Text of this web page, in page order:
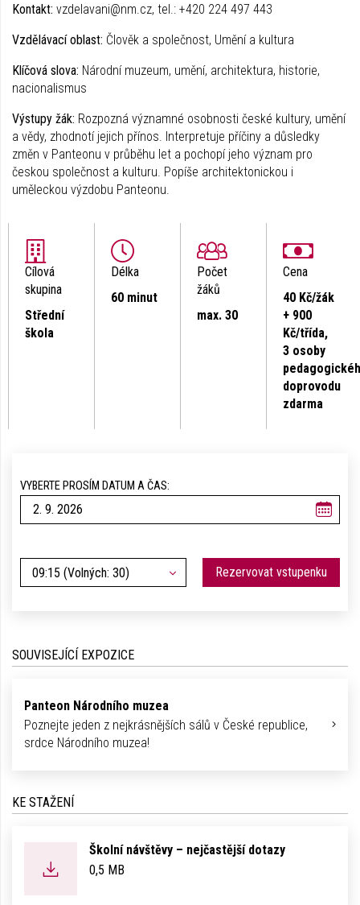
Kontakt: vzdelavani@nm.cz, tel.: +420 224 497 443
Vzdělávací oblast: Člověk a společnost, Umění a kultura
Klíčová slova: Národní muzeum, umění, architektura, historie,
nacionalismus
Výstupy žák: Rozpozná významné osobnosti české kultury, umění
a vědy, zhodnotí jejich přínos. Interpretuje příčiny a důsledky
změn v Panteonu v průběhu let a pochopí jeho význam pro
českou společnost a kulturu. Popíše architektonickou i
uměleckou výzdobu Panteonu.
Cílová
skupina
Střední
škola
Délka
60 minut
Počet
žáků
max. 30
Cena
40 Kč/žák
+ 900
Kč/třída,
3 osoby
doprovodu
zdarma
VYBERTE PROSÍM DATUM A ČAS:
09:15 (Volných: 30) Rezervovat vstupenku
SOUVISEJÍCÍ EXPOZICE
Panteon Národního muzea
Poznejte jeden z nejkrásnějších sálů v České republice,
srdce Národního muzea!
KE STAŽENÍ
Školní návštěvy – nejčastější dotazy
0,5 MB